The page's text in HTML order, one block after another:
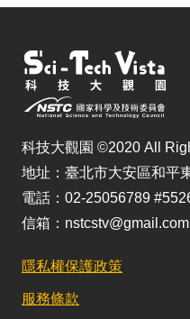
科技大觀園 ©2020 All
地址：臺北市大安區和平
電話：02-25056789
信箱：nstcstv@gmail.com
隱私權保護政策
服務條款